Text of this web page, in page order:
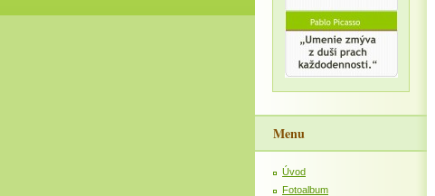
Menu
Úvod
Fotoalbum